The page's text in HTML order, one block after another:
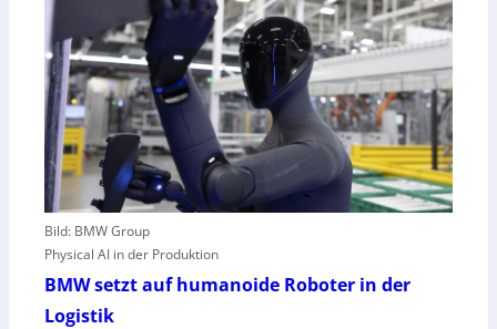
a
s
c
h
i
e
n
v
o
n
u
t
z
e
C
l
o
u
d
-
Bild: BMW Group
Physical AI in der Produktion
BMW setzt auf humanoide Roboter in der
Logistik